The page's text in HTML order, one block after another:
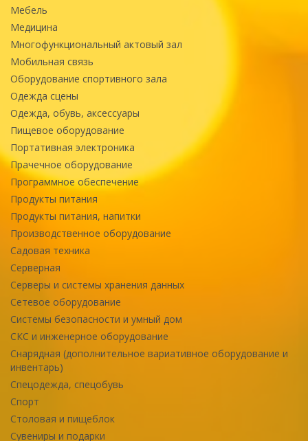
Мебель
Медицина
Многофункциональный актовый зал
Мобильная связь
Оборудование спортивного зала
Одежда сцены
Одежда, обувь, аксессуары
Пищевое оборудование
Портативная электроника
Прачечное оборудование
Программное обеспечение
Продукты питания
Продукты питания, напитки
Производственное оборудование
Садовая техника
Серверная
Серверы и системы хранения данных
Сетевое оборудование
Системы безопасности и умный дом
СКС и инженерное оборудование
Снарядная (дополнительное вариативное оборудование и
инвентарь)
Спецодежда, спецобувь
Спорт
Столовая и пищеблок
Сувениры и подарки